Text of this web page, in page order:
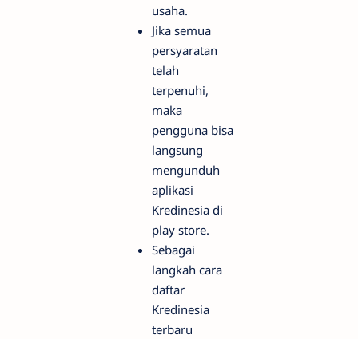
usaha.
Jika semua
persyaratan
telah
terpenuhi,
maka
pengguna bisa
langsung
mengunduh
aplikasi
Kredinesia di
play store.
Sebagai
langkah cara
daftar
Kredinesia
terbaru